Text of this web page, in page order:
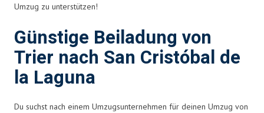
Umzug zu unterstützen!
Günstige Beiladung von
Trier nach San Cristóbal de
la Laguna
Du suchst nach einem Umzugsunternehmen für deinen Umzug von